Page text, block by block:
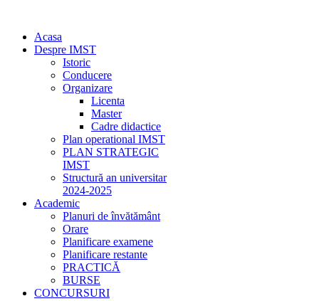
Acasa
Despre IMST
Istoric
Conducere
Organizare
Licenta
Master
Cadre didactice
Plan operational IMST
PLAN STRATEGIC
IMST
Structură an universitar
2024-2025
Academic
Planuri de învătământ
Orare
Planificare examene
Planificare restante
PRACTICĂ
BURSE
CONCURSURI